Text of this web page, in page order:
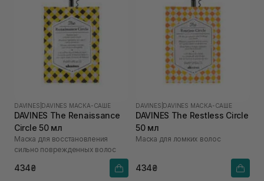
DAVINES DAVINES МАСКА-САШЕ
DAVINES The Renaissance
Circle 50 мл
Маска для восстановления
сильно поврежденных волос
434₴
DAVINES DAVINES МАСКА-САШЕ
DAVINES The Restless Circle
50 мл
Маска для ломких волос
434₴